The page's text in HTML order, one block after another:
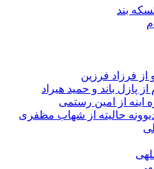
فرزین
و حمید هیراد
رستمی
از شهاب مظفری